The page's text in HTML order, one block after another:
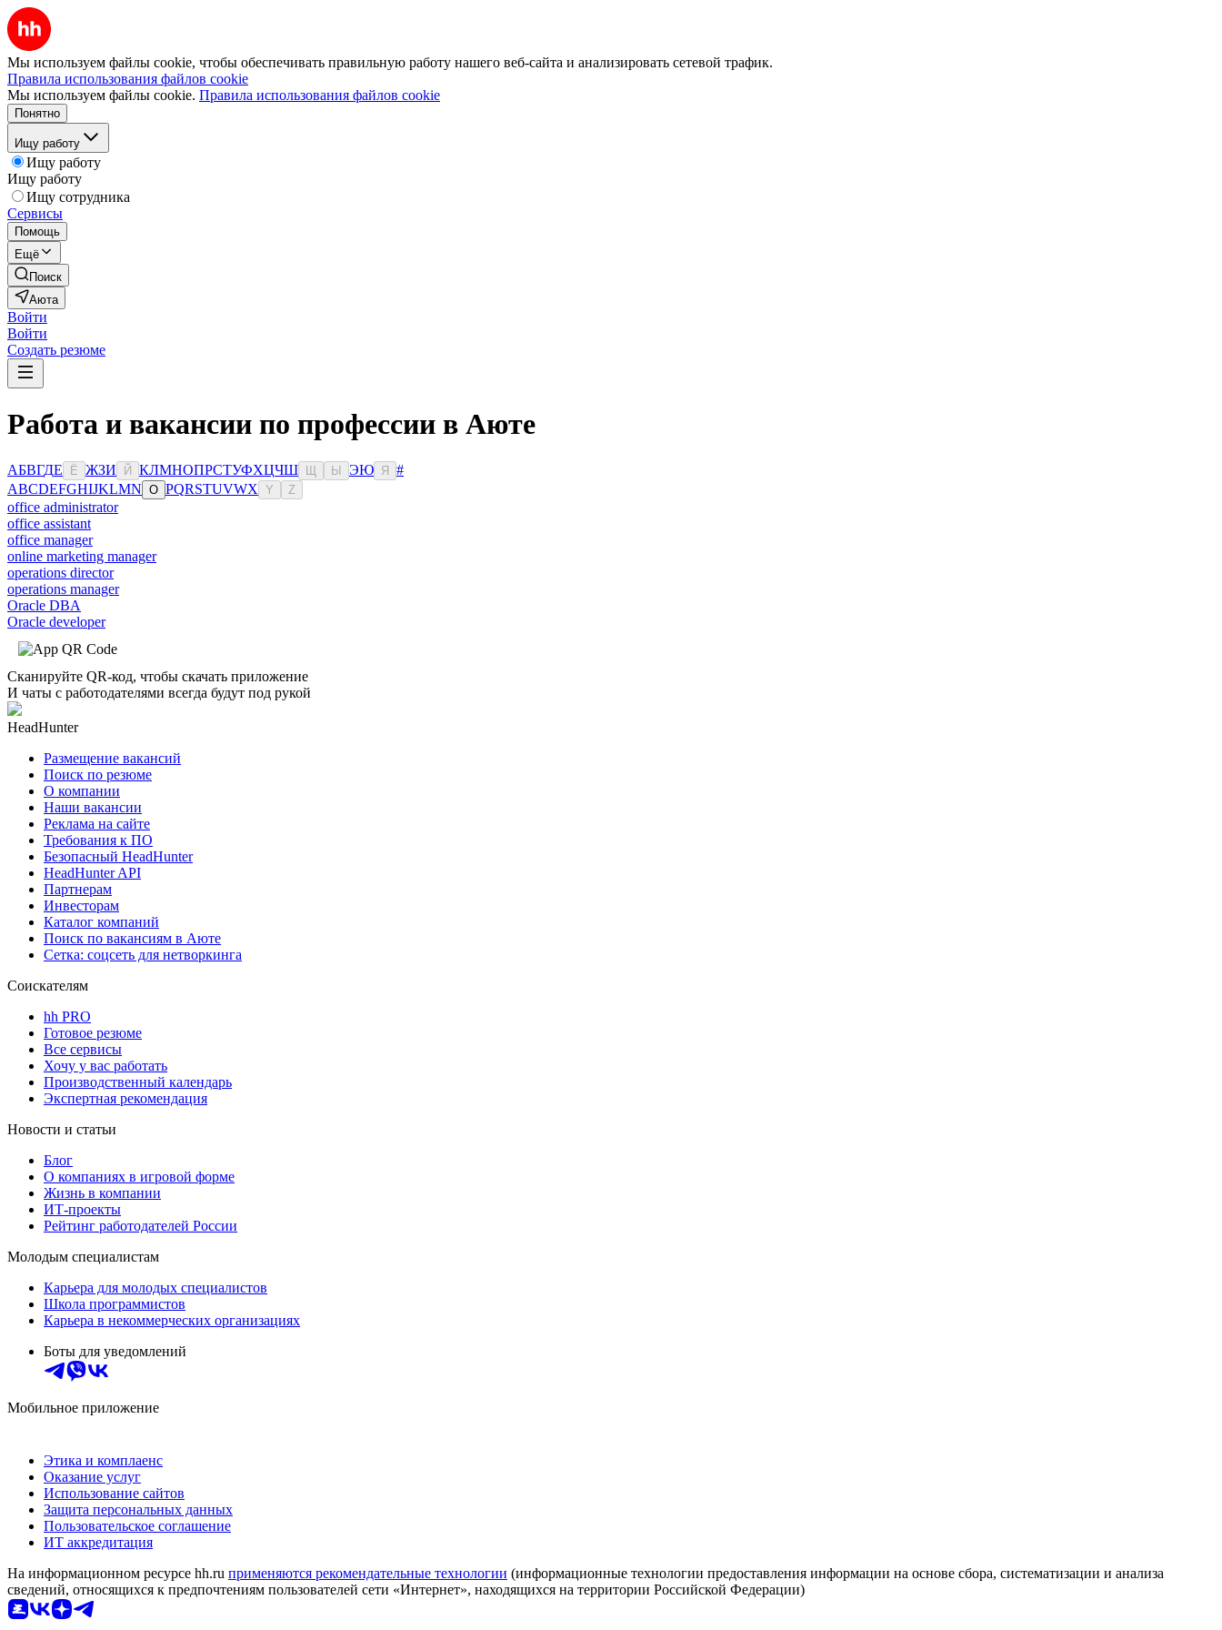
Мы используем файлы cookie, чтобы обеспечивать правильную работу нашего веб-сайта и анализировать сетевой трафик.
Правила использования файлов cookie
Мы используем файлы cookie. Правила использования файлов cookie
Понятно
Ищу работу
Ищу работу
Ищу работу
Ищу сотрудника
Сервисы
Помощь
Ещё
Поиск
Аюта
Войти
Войти
Создать резюме
Работа и вакансии по профессии в Аюте
АБВГДЕ Ё ЖЗИ Й КЛМНОПРСТУФХЦЧШ Ы ЭЮ Я
#
ABCDEFGHIJKLMN O PQRSTUVWX Y Z
office administrator
office assistant
office manager
online marketing manager
operations director
operations manager
Oracle DBA
Oracle developer
Сканируйте QR-код, чтобы скачать приложение
И чаты с работодателями всегда будут под рукой
HeadHunter
Размещение вакансий
Поиск по резюме
О компании
Наши вакансии
Реклама на сайте
Требования к ПО
Безопасный HeadHunter
HeadHunter API
Партнерам
Инвесторам
Каталог компаний
Поиск по вакансиям в Аюте
Сетка: соцсеть для нетворкинга
Соискателям
hh PRO
Готовое резюме
Все сервисы
Хочу у вас работать
Производственный календарь
Экспертная рекомендация
Новости и статьи
Блог
О компаниях в игровой форме
Жизнь в компании
ИТ-проекты
Рейтинг работодателей России
Молодым специалистам
Карьера для молодых специалистов
Школа программистов
Карьера в некоммерческих организациях
Боты для уведомлений
Мобильное приложение
Этика и комплаенс
Оказание услуг
Использование сайтов
Защита персональных данных
Пользовательское соглашение
ИТ аккредитация
На информационном ресурсе hh.ru применяются рекомендательные технологии (информационные технологии предоставления информации на основе сбора, систематизации и анализа
сведений, относящихся к предпочтениям пользователей сети «Интернет», находящихся на территории Российской Федерации)